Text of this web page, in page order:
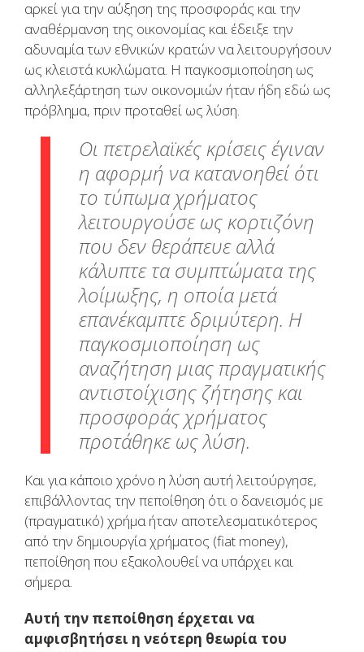
αρκεί για την αύξηση της προσφοράς και την
αναθέρμανση της οικονομίας και έδειξε την
αδυναμία των εθνικών κρατών να λειτουργήσουν
ως κλειστά κυκλώματα. Η παγκοσμιοποίηση ως
αλληλεξάρτηση των οικονομιών ήταν ήδη εδώ ως
πρόβλημα, πριν προταθεί ως λύση.
Οι πετρελαϊκές κρίσεις έγιναν
η αφορμή να κατανοηθεί ότι
το τύπωμα χρήματος
λειτουργούσε ως κορτιζόνη
που δεν θεράπευε αλλά
κάλυπτε τα συμπτώματα της
λοίμωξης, η οποία μετά
επανέκαμπτε δριμύτερη. Η
παγκοσμιοποίηση ως
αναζήτηση μιας πραγματικής
αντιστοίχισης ζήτησης και
προσφοράς χρήματος
προτάθηκε ως λύση.
Και για κάποιο χρόνο η λύση αυτή λειτούργησε,
επιβάλλοντας την πεποίθηση ότι ο δανεισμός με
(πραγματικό) χρήμα ήταν αποτελεσματικότερος
από την δημιουργία χρήματος (fiat money),
πεποίθηση που εξακολουθεί να υπάρχει και
σήμερα.
Αυτή την πεποίθηση έρχεται να
αμφισβητήσει η νεότερη θεωρία του